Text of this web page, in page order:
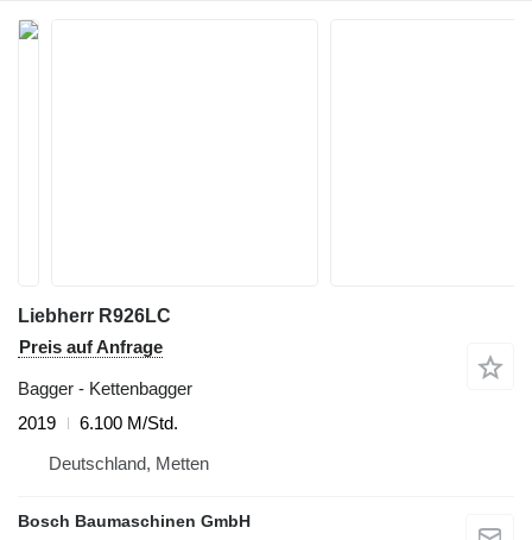
Liebherr R926LC
Preis auf Anfrage
Bagger - Kettenbagger
2019
6.100 M/Std.
Deutschland, Metten
Bosch Baumaschinen GmbH